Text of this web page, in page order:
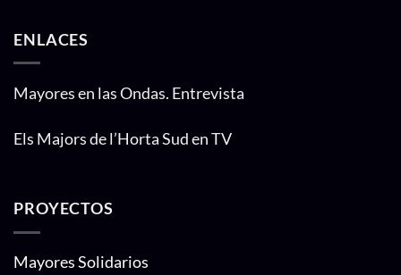
ENLACES
Mayores en las Ondas. Entrevista
Els Majors de l’Horta Sud en TV
PROYECTOS
Mayores Solidarios